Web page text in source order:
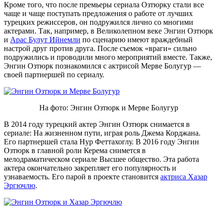
Кроме того, что после премьеры сериала Озтюрку стали все
чаще и чаще поступать предложения о работе от лучших
турецких режиссеров, он подружился лично со многими
актерами. Так, например, в Великолепном веке Энгин Озтюрк
и Арас Булут Ийнемли по сценарию имеют враждебный
настрой друг против друга. После съемок «враги» сильно
подружились и проводили много мероприятий вместе. Также,
Энгин Озтюрк познакомился с актрисой Мерве Болугур —
своей партнершей по сериалу.
На фото: Энгин Озтюрк и Мерве Болугур
В 2014 году турецкий актер Энгин Озтюрк снимается в
сериале: На жизненном пути, играя роль Джема Корджана.
Его партнершей стала Нур Феттахоглу. В 2016 году Энгин
Озтюрк в главной роли Керема снимется в
мелодраматическом сериале Высшее общество. Эта работа
актера окончательно закрепляет его популярность и
узнаваемость. Его парой в проекте становится актриса Хазар
Эргючлю.